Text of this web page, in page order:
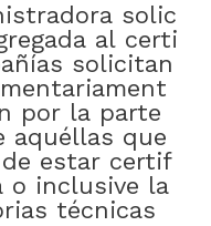
solic
al certi
solicitan
por la parte
aquéllas que
de estar certif
o inclusive la
técnicas